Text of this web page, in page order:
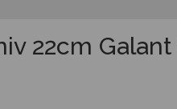
22cm Galant